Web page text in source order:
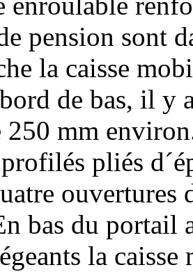
pension sont
la caisse
de bas, il
250 mm
pliés
ouvertures
bas du portail
la